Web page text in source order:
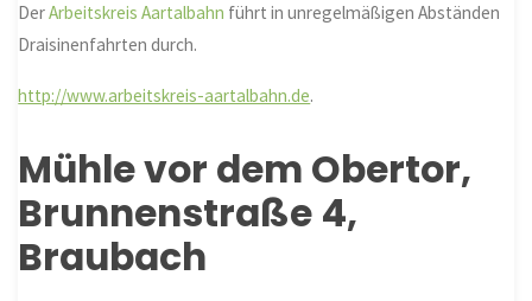
DerArbeitskreis Aartalbahn führt in unregelmäßigen Abständen
Draisinenfahrten durch.
http://www.arbeitskreis-aartalbahn.de.
Mühle vor dem Obertor,
Brunnenstraße 4,
Braubach